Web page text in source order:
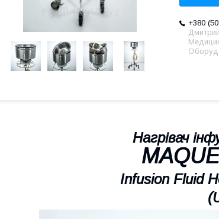
+380
Нагрівач
Infusion Fluid